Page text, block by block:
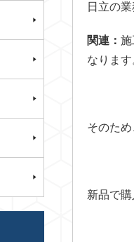
日立の
関連： 施
なります
そのた
新品で